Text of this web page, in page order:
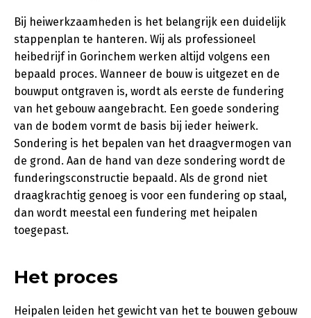
Bij heiwerkzaamheden is het belangrijk een duidelijk
stappenplan te hanteren. Wij als professioneel
heibedrijf in Gorinchem werken altijd volgens een
bepaald proces. Wanneer de bouw is uitgezet en de
bouwput ontgraven is, wordt als eerste de fundering
van het gebouw aangebracht. Een goede sondering
van de bodem vormt de basis bij ieder heiwerk.
Sondering is het bepalen van het draagvermogen van
de grond. Aan de hand van deze sondering wordt de
funderingsconstructie bepaald. Als de grond niet
draagkrachtig genoeg is voor een fundering op staal,
dan wordt meestal een fundering met heipalen
toegepast.
Het proces
Heipalen leiden het gewicht van het te bouwen gebouw